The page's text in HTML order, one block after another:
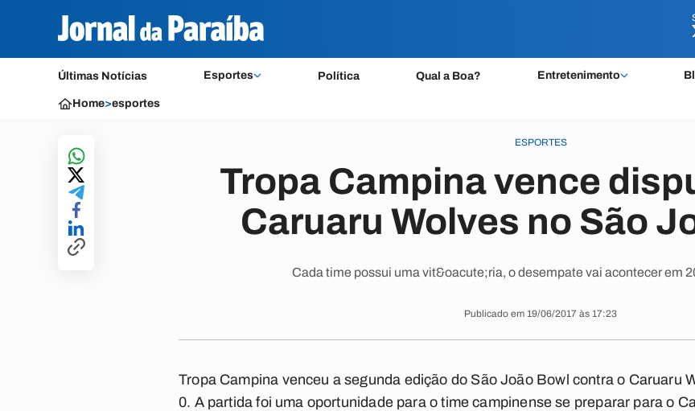
Últimas Notícias Esportes Política Qual a Boa? Entretenimento
Home>esportes
ESPORTES
Tropa Campina vence
Caruaru Wolves no São
Cada time possui uma vit&oacute;ria, o desempate vai acontecer em
Publicado em 19/06/2017 às 17:23
Tropa Campina venceu a segunda edição do São João Bowl contra o Caruaru
0. A partida foi uma oportunidade para o time campinense se preparar para o